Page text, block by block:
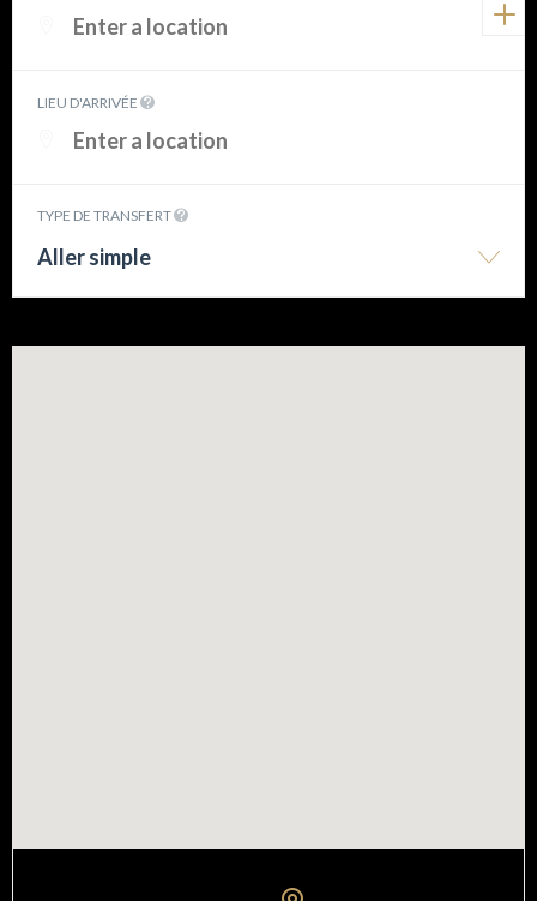
LIEU D'ARRIVÉE
TYPE DE TRANSFERT
Aller simple